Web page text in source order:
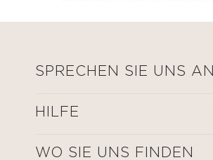
SPRECHEN SIE UNS AN
HILFE
WO SIE UNS FINDEN